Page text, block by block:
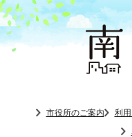
市役所のご案内 利